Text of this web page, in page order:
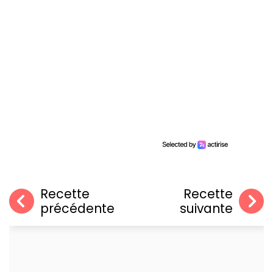
Recette
précédente
Recette
suivante